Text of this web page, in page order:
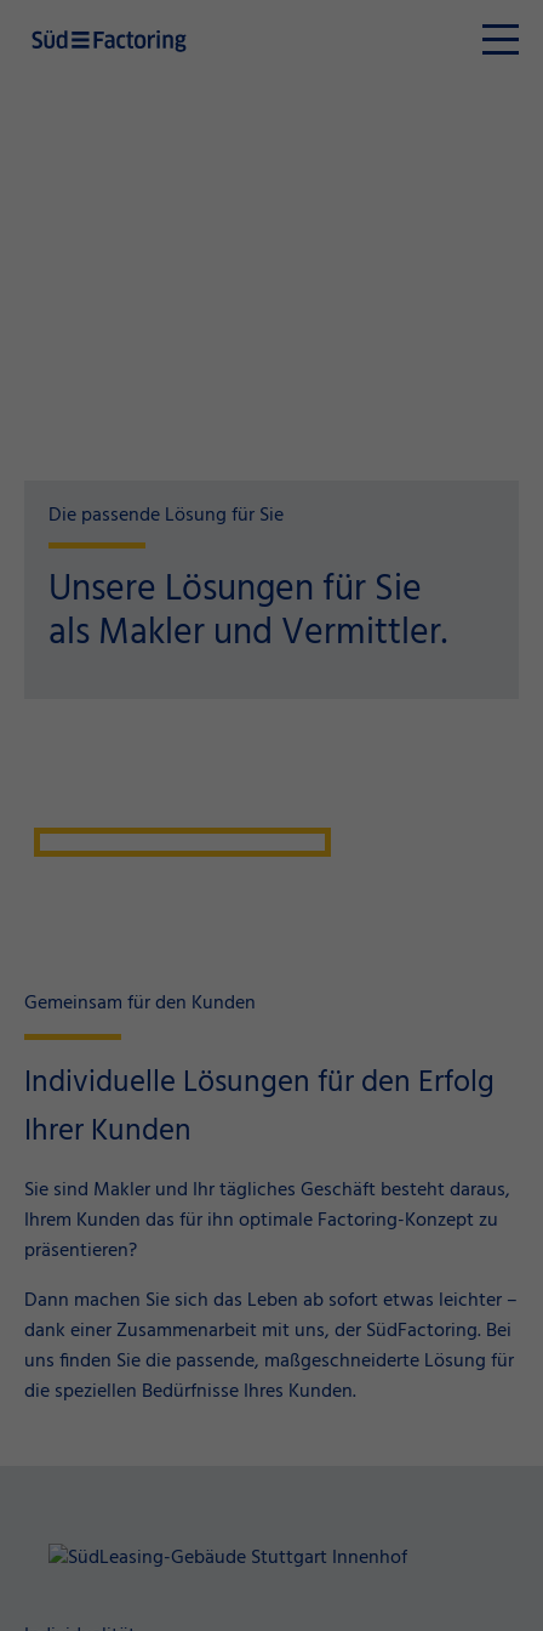
Die passende Lösung für Sie
Unsere Lösungen für Sie
als Makler und Vermittler.
Gemeinsam für den Kunden
Individuelle Lösungen für den Erfolg
Ihrer Kunden
Sie sind Makler und Ihr tägliches Geschäft besteht daraus,
Ihrem Kunden das für ihn optimale Factoring-Konzept zu
präsentieren?
Dann machen Sie sich das Leben ab sofort etwas leichter –
dank einer Zusammenarbeit mit uns, der SüdFactoring. Bei
uns finden Sie die passende, maßgeschneiderte Lösung für
die speziellen Bedürfnisse Ihres Kunden.